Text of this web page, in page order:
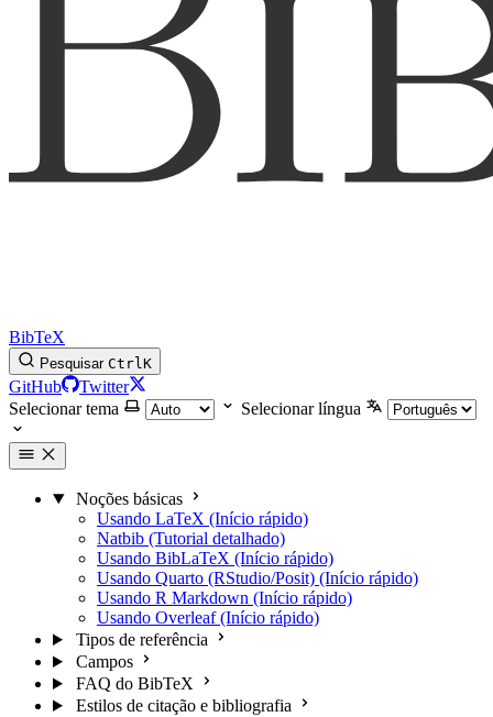
BibTeX
Pesquisar CtrlK
GitHub
Twitter
Selecionar tema
Selecionar língua
Noções básicas
Usando LaTeX (Início rápido)
Natbib (Tutorial detalhado)
Usando BibLaTeX (Início rápido)
Usando Quarto (RStudio/Posit) (Início rápido)
Usando R Markdown (Início rápido)
Usando Overleaf (Início rápido)
Tipos de referência
Campos
FAQ do BibTeX
Estilos de citação e bibliografia